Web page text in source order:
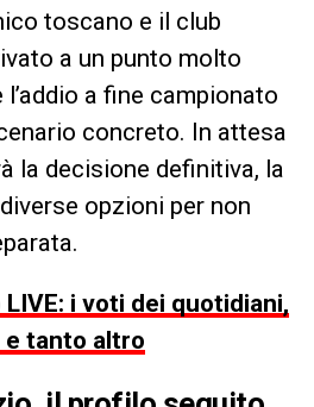
toscano e il club
a un punto molto
a fine campionato
concreto. In attesa
la decisione definitiva, la
opzioni per non
i voti dei quotidiani,
e tanto altro